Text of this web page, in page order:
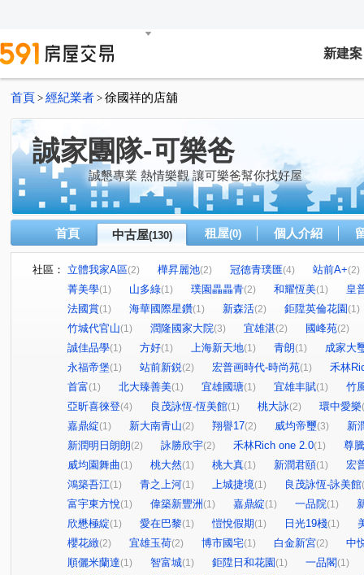
新建案
首頁 > 經紀業者 > 徐國祥的店舖
誠家團隊-可樂爸
誠懇專業 熱情樂觀 讓可樂爸幫你找好屋
首頁 中古屋(130) 租屋(0) 個人介紹
社區： 立體我家A區(2) 樺昇麗池(2) 冠德青璞匯(4) 站前A+(2)
菁美學(1) 山多綠(1) 璞園畾畾青(2) 和耀恆美(1)
皇
法國賞(1) 海華國際星鑽(1) 新森活(2) 鉅陞英倫花園(1)
竹城代官山(1) 潤隆國家大院(3) 宜雄湛(2) 國峰苑(2)
誠佳品學(1) 方好(1) 上海新天地(1) 青朗(1)
成家大
永福帝堡(1) 站前新鋭(2) 宏普画時代-時尚苑(1)
禾林
首富(1) 北大臻善美(1) 宜雄國瑭(1) 宜雄丰賦(1)
竹
亞昕喜徠登(4) 良茂詠恆-恆美館(1) 桃大詠(2) 環中愛樂
嘉鼎綻(1) 新大南青山(2) 翔譽17(2) 威均帝璽(3)
新
新潤明日朗朗(2) 詠勝欣宇(2) 禾林Rich one 2.0(1)
尊
威均園舞曲(1) 桃大然(1) 桃大真(1) 新潤君頤(1)
宏
鴻築吾江(1) 青之上河(1) 上城捷境(1) 良茂詠恆-詠美館
富宇東方悅(1) 偉築新豐洲 (1) 嘉鼎綻(1) 一品院(1)
欣懋極綻(1) 愛在巴黎(1) 愷悅假期(1) 日光19棧(1)
櫻花緻(2) 宜雄玉荷(2) 博市國宅(1) 白金新宮(2)
中
順儷米蘭達(1) 智富城(1) 鉅陞日和花園 (1) 一品閣(1)